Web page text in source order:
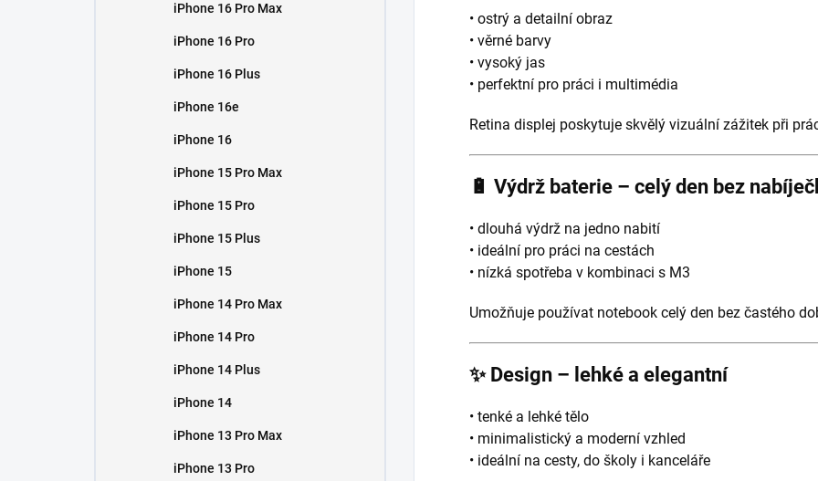
iPhone 16 Pro Max
iPhone 16 Pro
iPhone 16 Plus
iPhone 16e
iPhone 16
iPhone 15 Pro Max
iPhone 15 Pro
iPhone 15 Plus
iPhone 15
iPhone 14 Pro Max
iPhone 14 Pro
iPhone 14 Plus
iPhone 14
iPhone 13 Pro Max
iPhone 13 Pro
• ostrý a detailní obraz
• věrné barvy
• vysoký jas
• perfektní pro práci i multimédia
Retina displej poskytuje skvělý vizuální zážitek při
🔋 Výdrž baterie – celý den bez
• dlouhá výdrž na jedno nabití
• ideální pro práci na cestách
• nízká spotřeba v kombinaci s M3
Umožňuje používat notebook celý den bez častého
✨ Design – lehké a elegantní
• tenké a lehké tělo
• minimalistický a moderní vzhled
• ideální na cesty, do školy i kanceláře